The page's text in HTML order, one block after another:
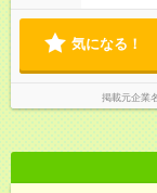
気になる！
掲載元企業